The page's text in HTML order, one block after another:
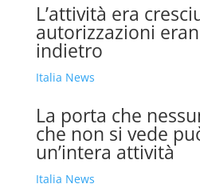
L’attività era
autorizzazioni
indietro
Italia News
La porta che
che non si vede
un’intera attività
Italia News